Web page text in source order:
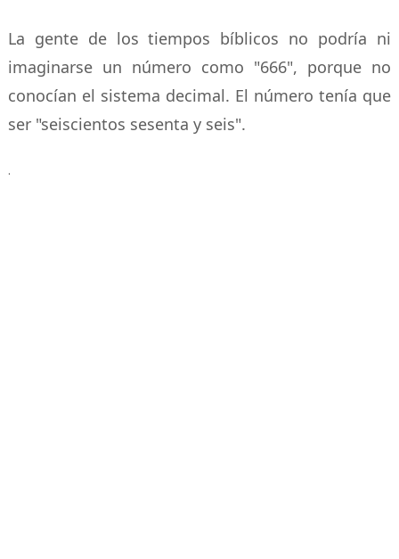
La gente de los tiempos bíblicos no podría ni
imaginarse un número como "666", porque no
conocían el sistema decimal. El número tenía que
ser "seiscientos sesenta y seis".
.